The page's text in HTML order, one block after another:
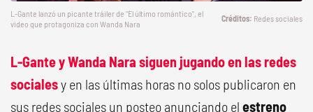
L-Gante lanzó un picante tráiler de "El último romántico", el
video que protagoniza con Wanda Nara
Redes sociales
L-Gante y Wanda Nara siguen jugando en las redes
socialesy en las últimas horas no solos publicaron en
sus redes sociales un posteo anunciando el estreno